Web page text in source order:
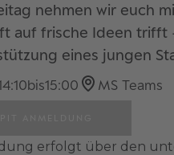
nehmen wir euch
auf frische Ideen trifft
eines jungen
bis15:00 MS Teams
erfolgt über den